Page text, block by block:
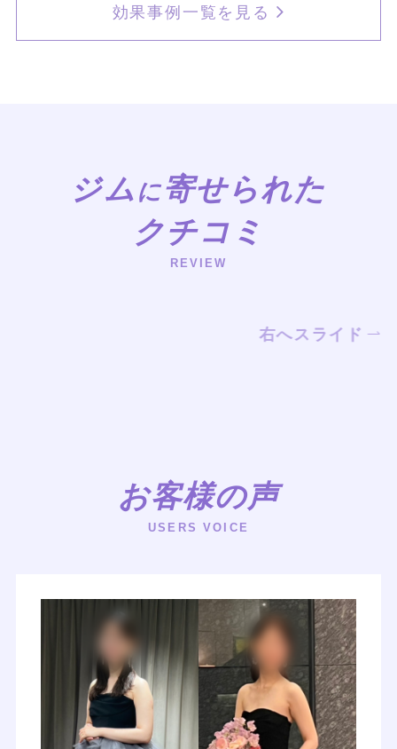
効果事例一覧を見る
ジム に寄せられた
クチコミ
REVIEW
右へスライド
お客様の声
USERS VOICE